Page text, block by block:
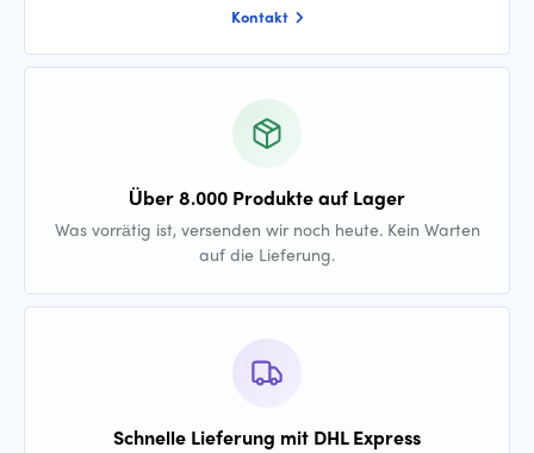
Kontakt
Über 8.000 Produkte auf Lager
Was vorrätig ist, versenden wir noch heute. Kein Warten
auf die Lieferung.
Schnelle Lieferung mit DHL Express